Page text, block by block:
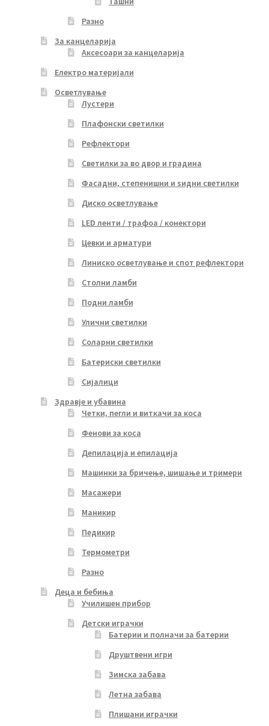
Разно
За канцеларија
Аксесоари за канцеларија
Електро материјали
Осветлување
Лустери
Плафонски светилки
Рефлектори
Светилки за во двор и градина
Фасадни, степенишни и ѕидни светилки
Диско осветлување
LED ленти / трафоа / конектори
Цевки и арматури
Линиско осветлување и спот рефлектори
Столни ламби
Подни ламби
Улични светилки
Соларни светилки
Батериски светилки
Сијалици
Здравје и убавина
Четки, пегли и виткачи за коса
Фенови за коса
Депилација и епилација
Машинки за бричење, шишање и тримери
Масажери
Маникир
Педикир
Термометри
Разно
Деца и бебиња
Училишен прибор
Детски играчки
Батерии и полначи за батерии
Друштвени игри
Зимска забава
Летна забава
Плишани играчки